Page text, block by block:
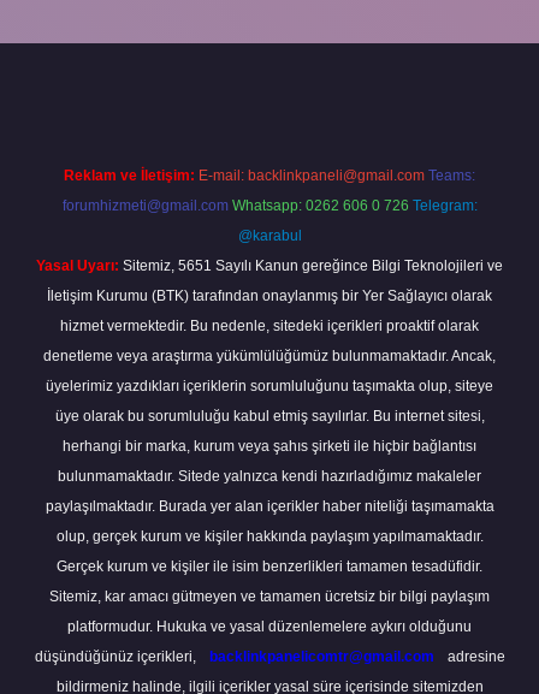
Reklam ve İletişim: E-mail: backlinkpaneli@gmail.com Teams:
forumhizmeti@gmail.com Whatsapp: 0262 606 0 726 Telegram:
@karabul
Yasal Uyarı: Sitemiz, 5651 Sayılı Kanun gereğince Bilgi Teknolojileri ve
İletişim Kurumu (BTK) tarafından onaylanmış bir Yer Sağlayıcı olarak
hizmet vermektedir. Bu nedenle, sitedeki içerikleri proaktif olarak
denetleme veya araştırma yükümlülüğümüz bulunmamaktadır. Ancak,
üyelerimiz yazdıkları içeriklerin sorumluluğunu taşımakta olup, siteye
üye olarak bu sorumluluğu kabul etmiş sayılırlar. Bu internet sitesi,
herhangi bir marka, kurum veya şahıs şirketi ile hiçbir bağlantısı
bulunmamaktadır. Sitede yalnızca kendi hazırladığımız makaleler
paylaşılmaktadır. Burada yer alan içerikler haber niteliği taşımamakta
olup, gerçek kurum ve kişiler hakkında paylaşım yapılmamaktadır.
Gerçek kurum ve kişiler ile isim benzerlikleri tamamen tesadüfidir.
Sitemiz, kar amacı gütmeyen ve tamamen ücretsiz bir bilgi paylaşım
platformudur. Hukuka ve yasal düzenlemelere aykırı olduğunu
düşündüğünüz içerikleri,
backlinkpanelicomtr@gmail.com
adresine
bildirmeniz halinde, ilgili içerikler yasal süre içerisinde sitemizden